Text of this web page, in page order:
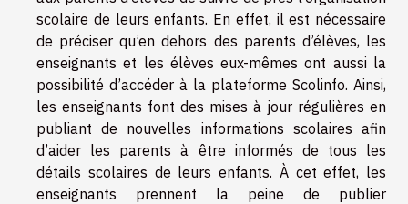
scolaire de leurs enfants. En effet, il est nécessaire
de préciser qu’en dehors des parents d’élèves, les
enseignants et les élèves eux-mêmes ont aussi la
possibilité d’accéder à la plateforme Scolinfo. Ainsi,
les enseignants font des mises à jour régulières en
publiant de nouvelles informations scolaires afin
d’aider les parents à être informés de tous les
détails scolaires de leurs enfants. À cet effet, les
enseignants prennent la peine de publier